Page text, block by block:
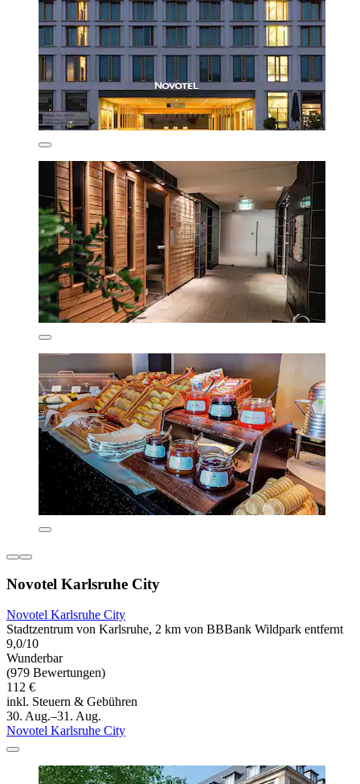
Novotel Karlsruhe City
Novotel Karlsruhe City
Stadtzentrum von Karlsruhe, 2 km von BBBank Wildpark entfernt
9,0/10
Wunderbar
(979 Bewertungen)
112 €
inkl. Steuern & Gebühren
30. Aug.–31. Aug.
Novotel Karlsruhe City